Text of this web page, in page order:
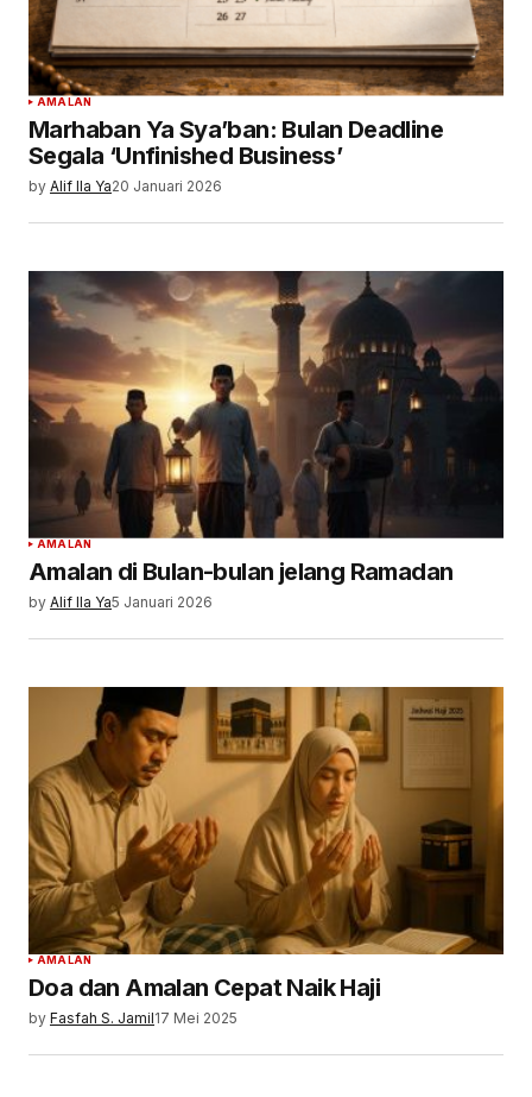
AMALAN
Marhaban Ya Sya’ban: Bulan Deadline
Segala ‘Unfinished Business’
by Alif Ila Ya20 Januari 2026
AMALAN
Amalan di Bulan-bulan jelang Ramadan
by Alif Ila Ya5 Januari 2026
AMALAN
Doa dan Amalan Cepat Naik Haji
by Fasfah S. Jamil17 Mei 2025